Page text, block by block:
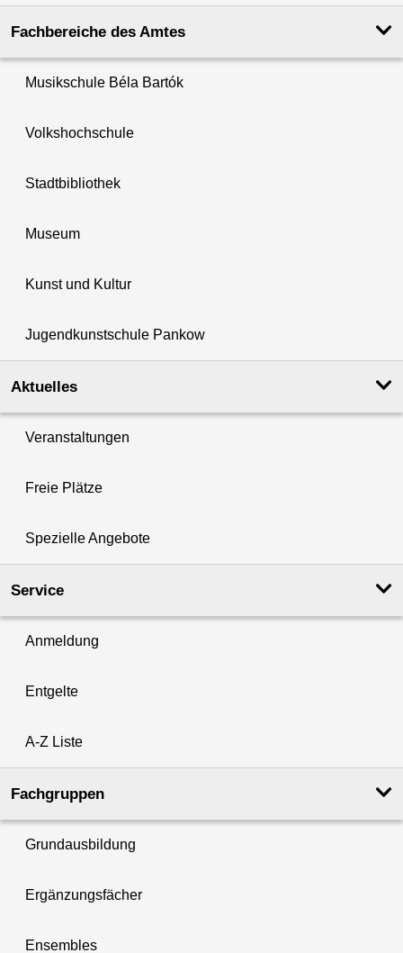
Fachbereiche des Amtes
Musikschule Béla Bartók
Volkshochschule
Stadtbibliothek
Museum
Kunst und Kultur
Jugendkunstschule Pankow
Aktuelles
Veranstaltungen
Freie Plätze
Spezielle Angebote
Service
Anmeldung
Entgelte
A-Z Liste
Fachgruppen
Grundausbildung
Ergänzungsfächer
Ensembles